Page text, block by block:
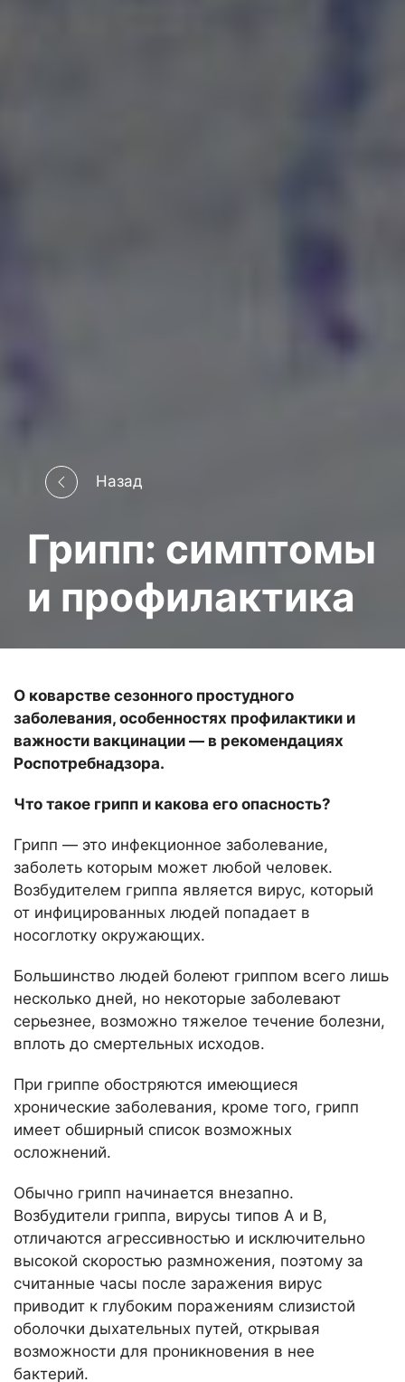
Назад
Грипп: симптомы
и профилактика
О коварстве сезонного простудного
заболевания, особенностях профилактики и
важности вакцинации — в рекомендациях
Роспотребнадзора.
Что такое грипп и какова его опасность?
Грипп — это инфекционное заболевание,
заболеть которым может любой человек.
Возбудителем гриппа является вирус, который
от инфицированных людей попадает в
носоглотку окружающих.
Большинство людей болеют гриппом всего лишь
несколько дней, но некоторые заболевают
серьезнее, возможно тяжелое течение болезни,
вплоть до смертельных исходов.
При гриппе обостряются имеющиеся
хронические заболевания, кроме того, грипп
имеет обширный список возможных
осложнений.
Обычно грипп начинается внезапно.
Возбудители гриппа, вирусы типов А и В,
отличаются агрессивностью и исключительно
высокой скоростью размножения, поэтому за
считанные часы после заражения вирус
приводит к глубоким поражениям слизистой
оболочки дыхательных путей, открывая
возможности для проникновения в нее
бактерий.